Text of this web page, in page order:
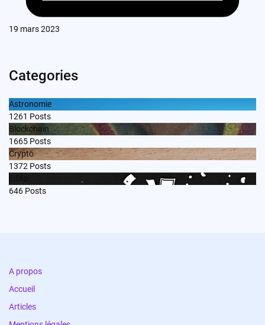
19 mars 2023
Categories
Astronomie
1261 Posts
Blockchain
1665 Posts
Crypto
1372 Posts
646 Posts
A propos
Accueil
Articles